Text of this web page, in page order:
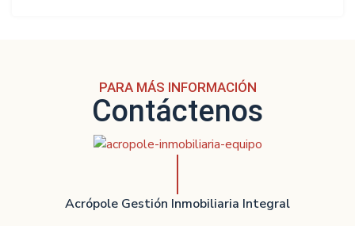
PARA MÁS INFORMACIÓN
Contáctenos
Acrópole Gestión Inmobiliaria Integral